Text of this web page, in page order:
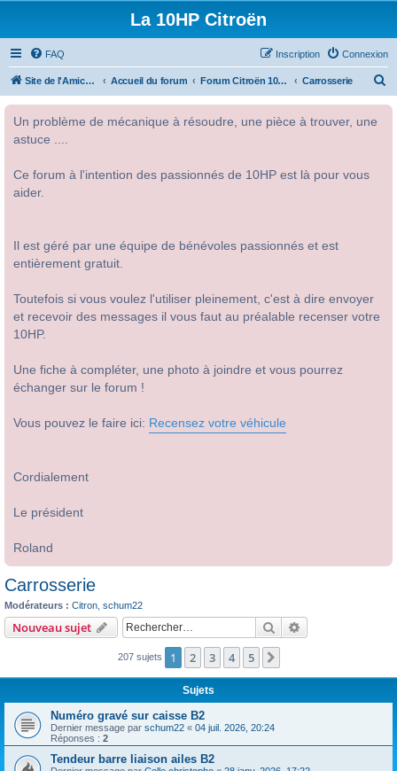
La 10HP Citroën
FAQ Connexion
Inscription
Site de l'Amicale Citroën 10HP Accueil du forum Forum Citroën 10HP Carrosserie
Un problème de mécanique à résoudre, une pièce à trouver, une
astuce ....
Ce forum à l'intention des passionnés de 10HP est là pour vous
aider.
Il est géré par une équipe de bénévoles passionnés et est
entièrement gratuit.
Toutefois si vous voulez l'utiliser pleinement, c'est à dire envoyer
et recevoir des messages il vous faut au préalable recenser votre
10HP.
Une fiche à compléter, une photo à joindre et vous pourrez
échanger sur le forum !
Vous pouvez le faire ici: Recensez votre véhicule
Cordialement
Le président
Roland
Carrosserie
Modérateurs : Citron schum22
Nouveau sujet Rechercher
207 sujets 1 2 3 4 5
Sujets
Numéro gravé sur caisse B2
Dernier message par schum22 « 04 juil. 2026, 20:24
Réponses : 2
Tendeur barre liaison ailes B2